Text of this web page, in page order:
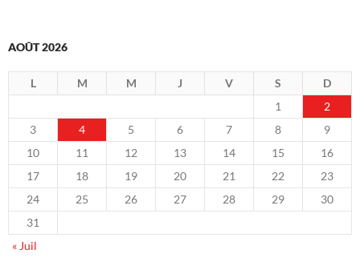
AOÛT 2026
L M M J V S
D
1
2
3
4 5 6 7 8
9
10
11 12 13 14 15
16
17
18 19 20 21 22
23
24
25 26 27 28 29
30
31
« Juil